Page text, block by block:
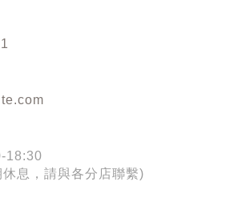
18:30
息，請與各分店聯繫)